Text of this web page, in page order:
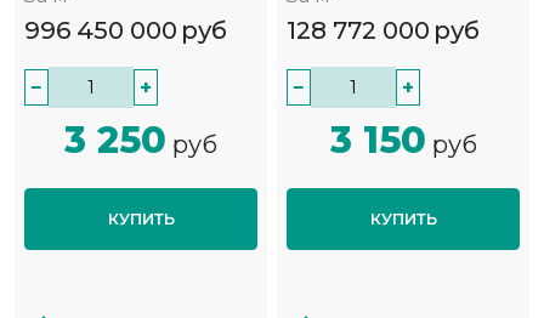
996 450 000 руб
− +
3 250 руб
КУПИТЬ
128 772 000 руб
− +
3 150 руб
КУПИТЬ